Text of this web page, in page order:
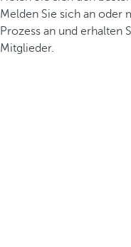
Melden Sie sich an oder
Prozess an und erhalten
Mitglieder.